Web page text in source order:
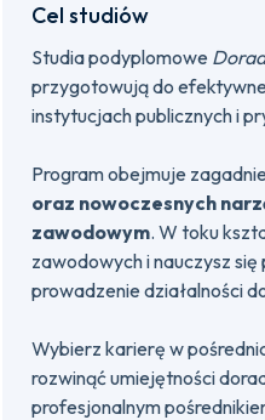
Cel studiów
Studia podyplomowe
przygotowują do
instytucjach publicznych i
Program obejmuje
oraz nowoczesnych
zawodowym. W toku
zawodowych i nauczysz
prowadzenie działalności
Wybierz karierę w
rozwinąć umiejętności
profesjonalnym